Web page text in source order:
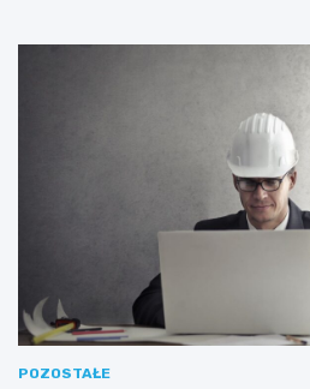
POZOSTAŁE